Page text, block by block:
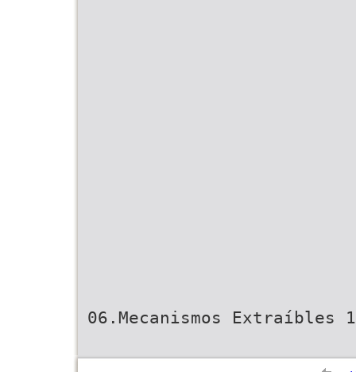
06.Mecanismos Extraíbles